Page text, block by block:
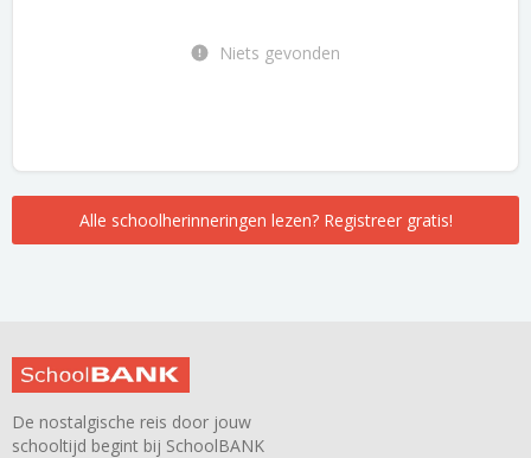
Niets gevonden
Alle schoolherinneringen lezen? Registreer gratis!
De nostalgische reis door jouw
schooltijd begint bij SchoolBANK